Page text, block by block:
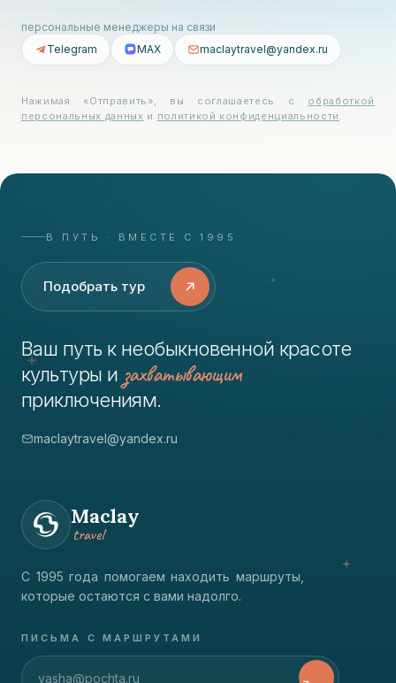
персональные менеджеры на связи
Telegram
MAX maclaytravel@yandex.ru
Нажимая «Отправить», вы соглашаетесь с
обработкой
персональных данных и политикой конфиденциальности
В ПУТЬ · ВМЕСТЕ С 1995
Подобрать тур
Ваш путь к необыкновенной красоте
культуры и захватывающим
приключениям.
maclaytravel@yandex.ru
Maclay
travel
С 1995 года помогаем находить маршруты,
которые остаются с вами надолго.
ПИСЬМА С МАРШРУТАМИ